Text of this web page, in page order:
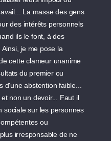
La masse des gens
des intérêts personnels
ils le font, à des
je me pose la
cette clameur unanime
du premier ou
d'une abstention faible...
non un devoir... Faut il
sociale sur les personnes
ou
irresponsable de ne